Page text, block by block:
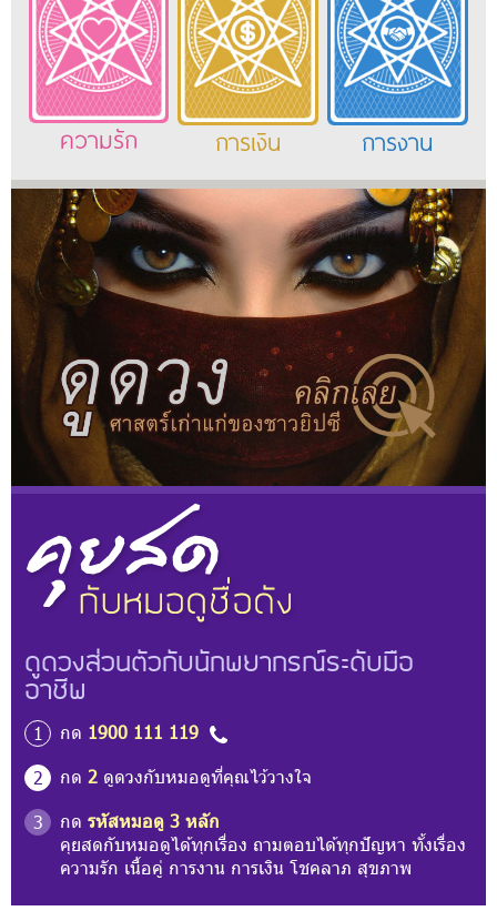
ความรัก การเงิน การงาน
ดูดวงส่วนตัวกับนักพยากรณ์ระดับมือ
อาชีพ
1 กด 1900 111 119
2
กด 2 ดูดวงกับหมอดูที่คุณไว้วางใจ
3
กด รหัสหมอดู 3 หลัก
คุยสดกับหมอดูได้ทุกเรื่อง ถามตอบได้ทุกปัญหา ทั้งเรื่อง
ความรัก เนื้อคู่ การงาน การเงิน โชคลาภ สุขภาพ